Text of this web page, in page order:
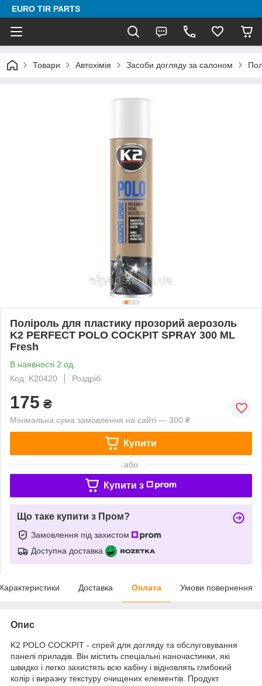
EURO TIR PARTS
Товари Автохімія Засоби догляду за салоном
Поліроль для пластику прозорий аерозоль
K2 PERFECT POLO COCKPIT SPRAY 300 ML
Fresh
В наявності 2 од.
Код: K20420
Роздріб
175 ₴
Мінімальна сума замовлення на сайті — 300 ₴
Купити
або
Купити з
Що таке купити з Пром?
Замовлення під захистом
Доступна доставка
Доставка Оплата Умови повернення
Опис
K2 POLO COCKPIT - спрей для догляду та обслуговування
панелі приладів. Він містить спеціальні наночастинки, які
швидко і легко захистять всю кабіну і відновлять глибокий
колір і виразну текстуру очищених елементів. Продукт